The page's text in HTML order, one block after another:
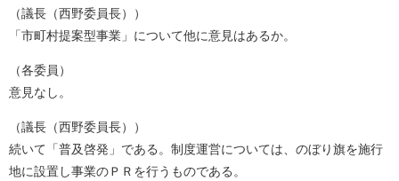
（議長（西野委員長））
「市町村提案型事業」について他に意見はあるか。
（各委員）
意見なし。
（議長（西野委員長））
続いて「普及啓発」である。制度運営については、のぼり旗を施行
地に設置し事業のＰＲを行うものである。